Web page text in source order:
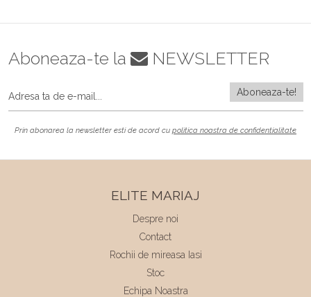
Aboneaza-te la NEWSLETTER
Prin abonarea la newsletter esti de acord cu politica noastra de confidentialitate
ELITE MARIAJ
Despre noi
Contact
Rochii de mireasa Iasi
Stoc
Echipa Noastra